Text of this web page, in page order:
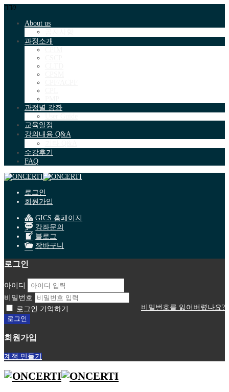
0
About us
과정소개
과정별 강좌
교육일정
강의내용 Q&A
수강후기
FAQ
로그인
회원가입
GICS 홈페이지
강좌문의
블로그
장바구니
로그인
아이디
비밀번호
비밀번호를 잃어버렸나요?
로그인 기억하기
회원가입
계정 만들기